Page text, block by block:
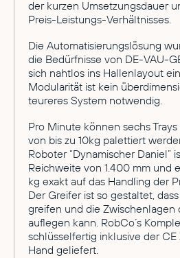
der kurzen Umsetzungsdauer
Preis-Leistungs-Verhältnisses.
Die Automatisierungslösung
die Bedürfnisse von DE-VAU-
sich nahtlos ins Hallenlayout
Modularität ist kein
teureres System notwendig.
Pro Minute können sechs
von bis zu 10kg palettiert
Roboter “Dynamischer Daniel”
Reichweite von 1.400 mm und
kg exakt auf das Handling der
Der Greifer ist so gestaltet,
greifen und die Zwischenlagen
auflegen kann. RobCo´s
schlüsselfertig inklusive der CE
Hand geliefert.